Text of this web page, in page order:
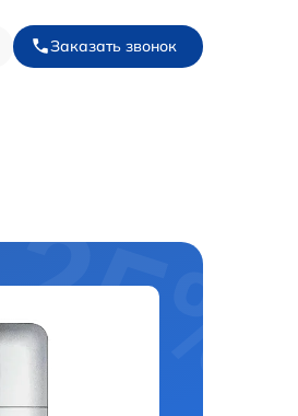
Заказать звонок